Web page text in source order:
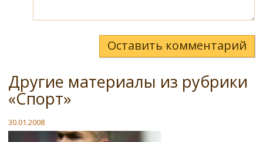
Оставить комментарий
Другие материалы из рубрики
«Спорт»
30.01.2008